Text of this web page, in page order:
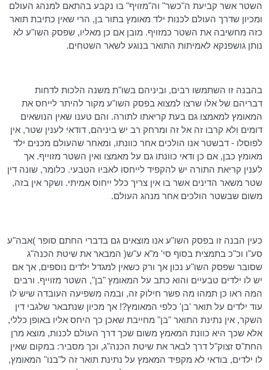
השטר אשר קביעת ה"כשר" וה"מזויף" בו נקבע בהתאם למנהג העולם
ומכיון שדרך העולם לכנות ילד מאומץ בתור בן, הרי שאין כתיבת תואר
כזה מחשיבה את השטר כמזויף. מובן אם כן מאליו, שפסק השו"ע לא
נותן גושפנקא לאמיתות התואר בנוגע לשאר השטחים.
בהבנה זו השתמשו רבים, וביניהם בשו"ת משנה הלכות לדחות
דבריהם של אלו שרצו למצוא בפסק השו"ע מקור להיתר לייחס את
המאומץ למאמצו גם בעת קריאתו לתורה. והם טענו שאין הנושאים
דומים ולא קרבו זה אל זה ומרחק רב יש ביניהם,דודאי לענין שטר, אין
לפוסלו -דבשטר אנו הולכים אחר כוונתו, ומאחר שהעולם מכנים ילד
מאומץ כבן, אם כן ודאי כוונתו גם על מאמצו ואין השטר מזוייף. אך
לענין קריאת התורה יש להקפיד לייחסו לאביו הטבעי. כלומר, שונה דין
שטר משאר הדינים אשר בו אין צריך כלל ייחוס אמיתי. ושקר אין בזה,
משום שבשטר הולכים אחר מנהג העולם.
כעין הבנה זו בפסק השו"ע אנו מוצאים גם בדברי החתם סופר )אבה"ע
סע"ו וכ"כ בתמצית בסוף סי' מ"א ע"ש( המבאר את שיטת הכנה"ג
שסובר שפסק השו"ע נכון אך ורק כשאין למגדל ילדים נוספים, אך אם
יש לו ילדים טבעיים והוא כתב על המאומץ "בן", השטר מזוייף. ורבים
המה ראו כן תמהו מה פשר חילוק זה, ובמה משפיעה העובדה שיש לו
עוד ילדים על תואר 'בן' כלפי המאומץ?! אך מכיון שנתבאר שלגבי דין
השקר, אין נתינת התואר "בן" מחייבת שאכן כך היחס אליו באופן כללי,
אלא שכך היא כוונת המאמץ משום שכך דרך העולם לכנות, מוצא מרן
החת"ס זצוק"ל דרך לבאר את שיטת הכנה"ג, וכך מסביר: במקום שאין
לו ילדים, בודאי לא מקפיד המאמץ על נתינת תואר זה ל"בנו" המאומץ,